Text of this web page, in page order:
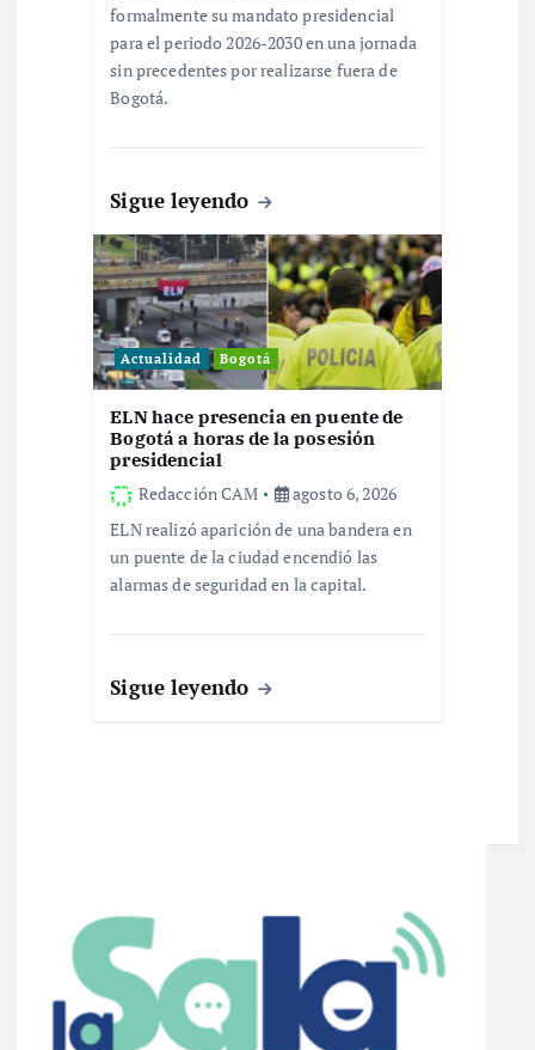
formalmente su mandato presidencial
para el periodo 2026-2030 en una jornada
sin precedentes por realizarse fuera de
Bogotá.
Sigue leyendo
Actualidad Bogotá
ELN hace presencia en puente de
Bogotá a horas de la posesión
presidencial
Redacción CAM
agosto 6, 2026
ELN realizó aparición de una bandera en
un puente de la ciudad encendió las
alarmas de seguridad en la capital.
Sigue leyendo